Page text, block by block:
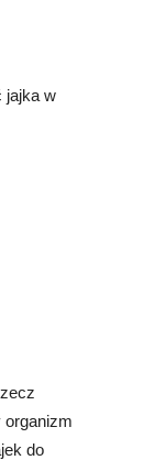
jajka w
organizm
do